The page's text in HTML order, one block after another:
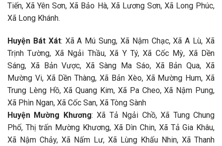
Tiến, Xã Yên Sơn, Xã Bảo Hà, Xã Lương Sơn, Xã Long Phúc,
Xã Long Khánh.
Huyện Bát Xát: Xã A Mú Sung, Xã Nậm Chạc, Xã A Lù, Xã
Trịnh Tường, Xã Ngải Thầu, Xã Y Tý, Xã Cốc Mỳ, Xã Dền
Sáng, Xã Bản Vược, Xã Sàng Ma Sáo, Xã Bản Qua, Xã
Mường Vi, Xã Dền Thàng, Xã Bản Xèo, Xã Mường Hum, Xã
Trung Lèng Hồ, Xã Quang Kim, Xã Pa Cheo, Xã Nậm Pung,
Xã Phìn Ngan, Xã Cốc San, Xã Tòng Sành
Huyện Mường Khương: Xã Tả Ngải Chồ, Xã Tung Chung
Phố, Thị trấn Mường Khương, Xã Dìn Chin, Xã Tả Gia Khâu,
Xã Nậm Chảy, Xã Nấm Lư, Xã Lùng Khấu Nhin, Xã Thanh